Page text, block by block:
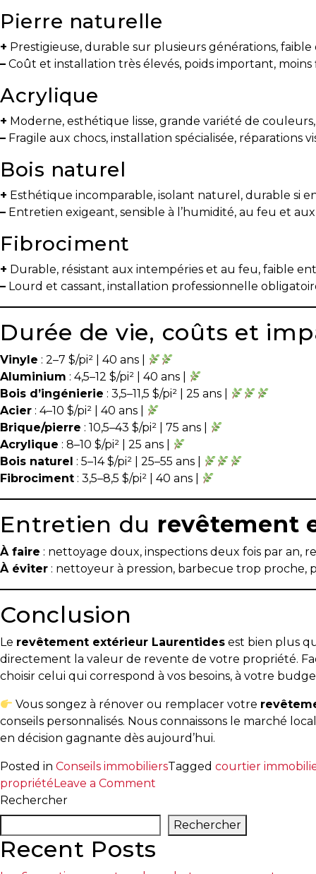
votre
chemin
vers
tranquillité
Le
de
vendre
à
prix
Les
documents
en
main
Pour
vendre
rapidement,
faites
bonne
impression!
Programme
Visibili-
T
exclusifs
Pierre naturelle
+ Prestigieuse, durable sur plusieurs générations,
– Coût et installation très élevés, poids important, moins
Acrylique
+ Moderne, esthétique lisse, grande variété de
– Fragile aux chocs, installation spécialisée, réparations
Bois naturel
+ Esthétique incomparable, isolant naturel, durable si
– Entretien exigeant, sensible à l’humidité, au feu et
Fibrociment
+ Durable, résistant aux intempéries et au feu, faible
– Lourd et cassant, installation professionnelle
Durée de vie, coûts et
Vinyle : 2–7 $/pi² | 40 ans |
Aluminium : 4,5–12 $/pi² | 40 ans |
Bois d’ingénierie : 3,5–11,5 $/pi² | 25 ans |
Acier : 4–10 $/pi² | 40 ans |
Brique/pierre : 10,5–43 $/pi² | 75 ans |
Acrylique : 8–10 $/pi² | 25 ans |
Bois naturel : 5–14 $/pi² | 25–55 ans |
Fibrociment : 3,5–8,5 $/pi² | 40 ans |
Entretien du revêtement
À faire : nettoyage doux, inspections deux fois par an,
À éviter : nettoyeur à pression, barbecue trop proche,
Conclusion
Le revêtement extérieur Laurentides est bien plus
directement la valeur de revente de votre propriété.
choisir celui qui correspond à vos besoins, à votre
Vous songez à rénover ou remplacer votre
conseils personnalisés. Nous connaissons le marché
en décision gagnante dès aujourd’hui.
Posted in Conseils immobiliersTagged courtier
propriétéLeave a Comment
le
meilleur
Rechercher
Rechercher
Recent Posts